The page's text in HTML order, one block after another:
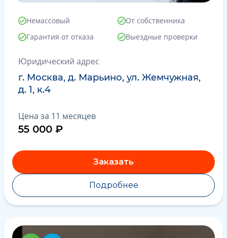
Немассовый
От собственника
Гарантия от отказа
Выездные проверки
Юридический адрес
г. Москва, д. Марьино, ул. Жемчужная,
д. 1, к.4
Цена за 11 месяцев
55 000 ₽
Заказать
Подробнее